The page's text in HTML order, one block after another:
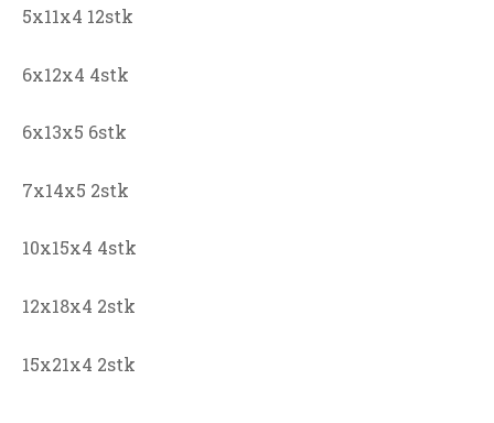
5x11x4 12stk
6x12x4 4stk
6x13x5 6stk
7x14x5 2stk
10x15x4 4stk
12x18x4 2stk
15x21x4 2stk